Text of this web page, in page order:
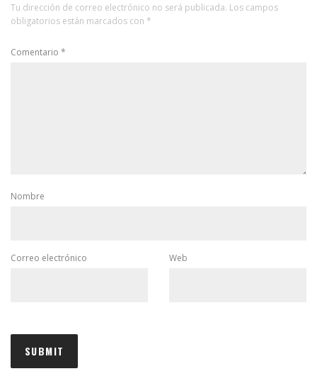
Tu dirección de correo electrónico no será publicada. Los campos
obligatorios están marcados con *
Comentario *
Nombre
Correo electrónico Web